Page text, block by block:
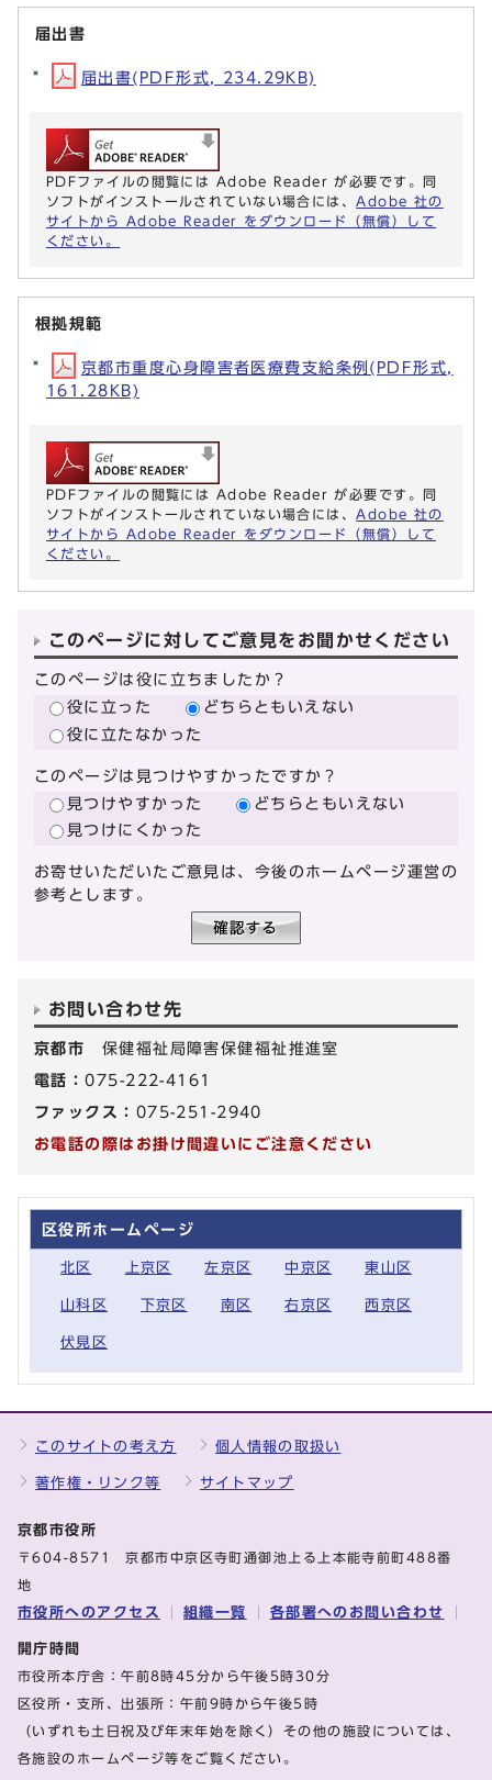
届出書
届出書(PDF形式, 234.29KB)
PDFファイルの閲覧には Adobe Reader が必要です。同
ソフトがインストールされていない場合には、 Adobe 社の
サイトから Adobe Reader をダウンロード（無償）して
ください。
根拠規範
京都市重度心身障害者医療費支給条例(PDF形式,
161.28KB)
PDFファイルの閲覧には Adobe Reader が必要です。同
ソフトがインストールされていない場合には、 Adobe 社の
サイトから Adobe Reader をダウンロード（無償）して
ください。
このページに対してご意見をお聞かせください
このページは役に立ちましたか？
役に立った
どちらともいえない
役に立たなかった
このページは見つけやすかったですか？
見つけやすかった
どちらともいえない
見つけにくかった
お寄せいただいたご意見は、今後のホームページ運営の
参考とします。
お問い合わせ先
京都市 保健福祉局障害保健福祉推進室
電話：075-222-4161
ファックス： 075-251-2940
お電話の際はお掛け間違いにご注意ください
区役所ホームページ
北区 上京区 左京区 中京区 東山区
山科区 下京区 南区 右京区 西京区
伏見区
このサイトの考え方 個人情報の取扱い
著作権・リンク等 サイトマップ
京都市役所
〒604-8571 京都市中京区寺町通御池上る上本能寺前町488番
地
市役所へのアクセス 組織一覧 各部署へのお問い合わせ
開庁時間
市役所本庁舎：午前8時45分から午後5時30分
区役所・支所、出張所：午前9時から午後5時
（いずれも土日祝及び年末年始を除く）その他の施設については、
各施設のホームページ等をご覧ください。